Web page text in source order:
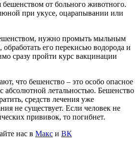
бешенством от больного животного.
при укусе, оцарапывании или
нужно промыть мыльным
обработать его перекисью водорода и
сразу пройти курс вакцинации
что бешенство – это особо опасное
абсолютной летальностью. Бешенство
средств лечения уже
не существует. Если человек не
прививок, то погибнет.
нас в Макс и ВК